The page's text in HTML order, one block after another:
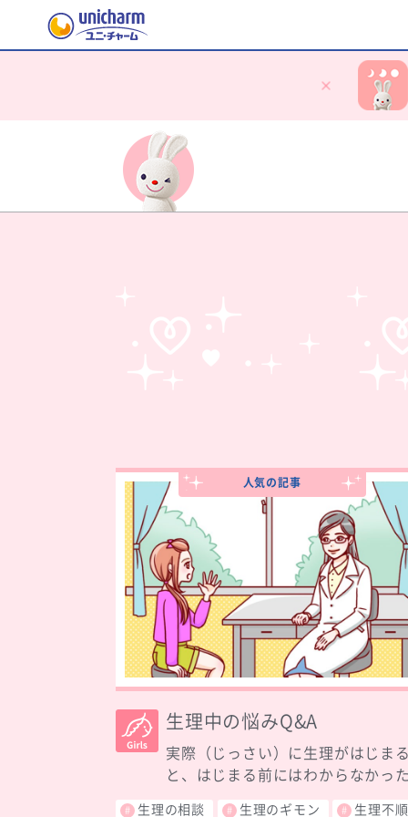
人気の記事
生理中の悩みQ&A
実際（じっさい）に生理がはじま
と、はじまる前にはわからなかっ
生理の相談 生理のギモン 生理不順